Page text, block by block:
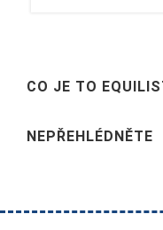
CO JE TO
NEPŘEHLÉDNĚTE